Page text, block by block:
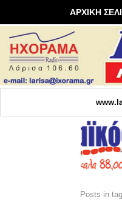
ΑΡΧΙΚΗ
Posts in tag